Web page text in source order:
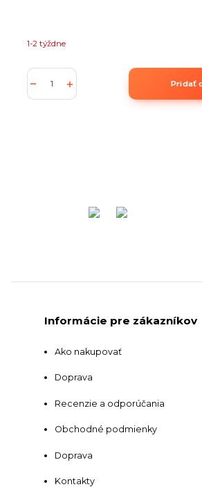
1-2 týždne
Pridať
Informácie pre zákazníkov
Ako nakupovať
Doprava
Recenzie a odporúčania
Obchodné podmienky
Doprava
Kontakty